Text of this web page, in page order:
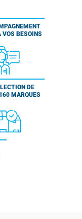
VOS BESOINS
DE
MARQUES